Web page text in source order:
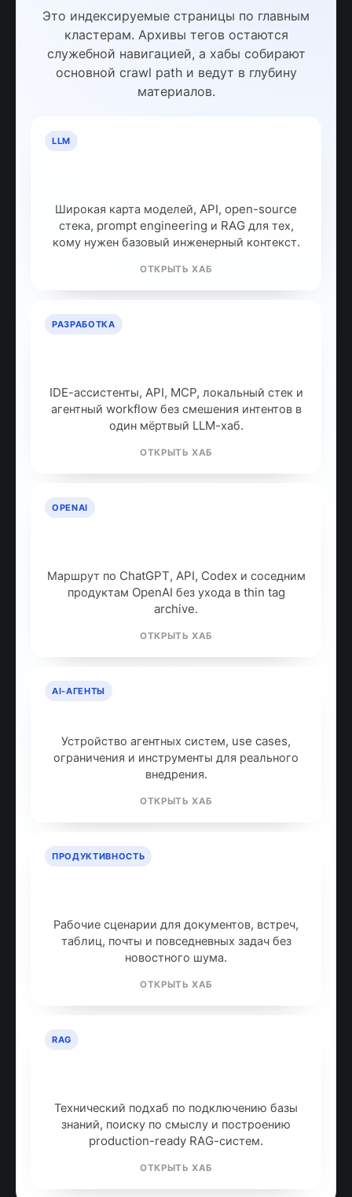
Это индексируемые страницы по главным
кластерам. Архивы тегов остаются
служебной навигацией, а хабы собирают
основной crawl path и ведут в глубину
материалов.
LLM
Широкая карта моделей, API, open-source
стека, prompt engineering и RAG для тех,
кому нужен базовый инженерный контекст.
ОТКРЫТЬ ХАБ
РАЗРАБОТКА
IDE-ассистенты, API, MCP, локальный стек и
агентный workflow без смешения интентов в
один мёртвый LLM-хаб.
ОТКРЫТЬ ХАБ
OPENAI
Маршрут по ChatGPT, API, Codex и соседним
продуктам OpenAI без ухода в thin tag
archive.
ОТКРЫТЬ ХАБ
AI-АГЕНТЫ
Устройство агентных систем, use cases,
ограничения и инструменты для реального
внедрения.
ОТКРЫТЬ ХАБ
ПРОДУКТИВНОСТЬ
Рабочие сценарии для документов, встреч,
таблиц, почты и повседневных задач без
новостного шума.
ОТКРЫТЬ ХАБ
RAG
Технический подхаб по подключению базы
знаний, поиску по смыслу и построению
production-ready RAG-систем.
ОТКРЫТЬ ХАБ